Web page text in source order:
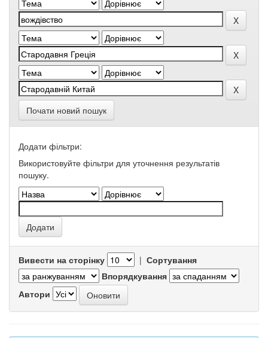
Почати новий пошук
Додати фільтри:
Використовуйте фільтри для уточнення результатів
пошуку.
Вивести на сторінку | Сортування
Впорядкування
Автори